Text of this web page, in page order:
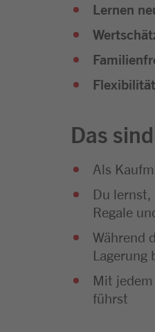
Lernen
Das
Als
Du
Regale
Während
Lagerung
Mit
führst